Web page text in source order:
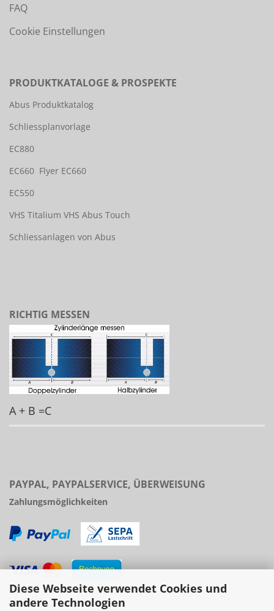
Diese Webseite verwendet Cookies und
andere Technologien
FAQ
Cookie Einstellungen
PRODUKTKATALOGE & PROSPEKTE
Abus Produktkatalog
Schliessplanvorlage
EC880
EC660 Flyer EC660
EC550
VHS Titalium VHS Abus Touch
Schliessanlagen von Abus
RICHTIG MESSEN
A + B =C
PAYPAL, PAYPALSERVICE, ÜBERWEISUNG
Zahlungsmöglichkeiten
Versand